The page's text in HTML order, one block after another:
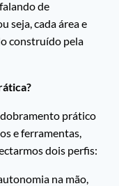
de
seja, cada área e
construído pela
prático
e ferramentas,
dois perfis:
na mão,